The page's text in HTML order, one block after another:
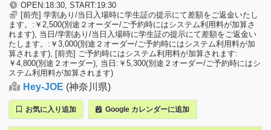
OPEN:18:30, START:19:30
[前売] 学割あり/当日入場時に学生証の提示にて差額をご返金いたし
ます。:￥2,500(別途２オーダー/ご予約時にはシステム利用料が加算さ
れます), 当日/学割あり/当日入場時に学生証の提示にて差額をご返金い
たします。:￥3,000(別途２オーダー/ご予約時にはシステム利用料が加
算されます), [前売] ご予約時にはシステム利用料が加算されます:
￥4,800(別途２オーダー), 当日:￥5,300(別途２オーダー/ご予約時にはシ
ステム利用料が加算されます)
Hey-JOE (神奈川県)
お気に入り追加 Google カレンダーに追加